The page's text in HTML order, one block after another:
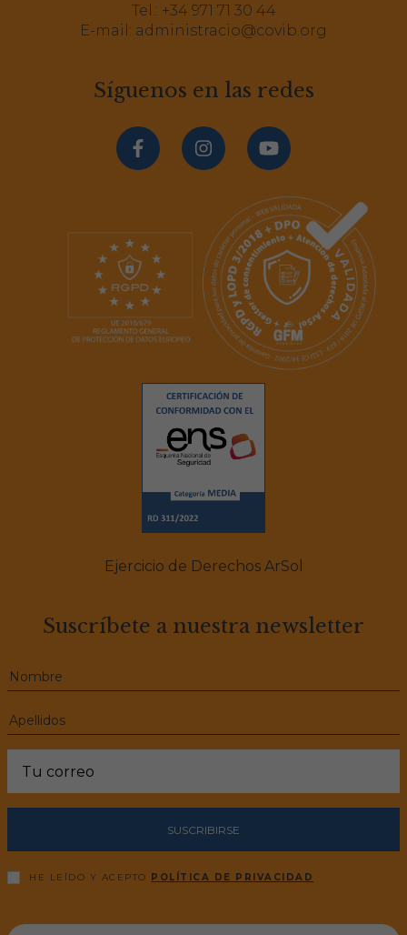
Tel.: +34 971 71 30 44
E-mail: administracio@covib.org
Síguenos en las redes
Ejercicio de Derechos ArSol
Suscríbete a nuestra newsletter
SUSCRIBIRSE
HE LEÍDO Y ACEPTO POLÍTICA DE PRIVACIDAD